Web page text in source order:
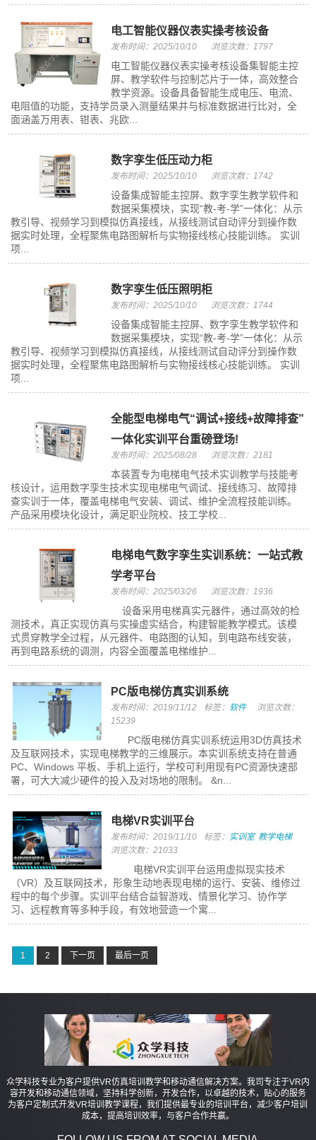
电工智能仪器仪表实操考核设备
发布时间：2025/10/10 浏览次数：1797
电工智能仪器仪表实操考核设备集智能主控
屏、教学软件与控制芯片于一体，高效整合
教学资源。设备具备智能生成电压、电流、
电阻值的功能，支持学员录入测量结果并与标准数据进行比对，全
面涵盖万用表、钳表、兆欧...
数字孪生低压动力柜
发布时间：2025/10/10 浏览次数：1742
设备集成智能主控屏、数字孪生教学软件和
数据采集模块，实现“教-考-学”一体化：从示
教引导、视频学习到模拟仿真接线，从接线测试自动评分到操作数
据实时处理，全程聚焦电路图解析与实物接线核心技能训练。 实训
项...
数字孪生低压照明柜
发布时间：2025/10/10 浏览次数：1744
设备集成智能主控屏、数字孪生教学软件和
数据采集模块，实现“教-考-学”一体化：从示
教引导、视频学习到模拟仿真接线，从接线测试自动评分到操作数
据实时处理，全程聚焦电路图解析与实物接线核心技能训练。 实训
项...
全能型电梯电气“调试+接线+故障排查”
一体化实训平台重磅登场!
发布时间：2025/08/28 浏览次数：2181
本装置专为电梯电气技术实训教学与技能考
核设计，运用数字孪生技术实现电梯电气调试、接线练习、故障排
查实训于一体，覆盖电梯电气安装、调试、维护全流程技能训练。
产品采用模块化设计，满足职业院校、技工学校...
电梯电气数字孪生实训系统：一站式教
学考平台
发布时间：2025/03/26 浏览次数：1936
设备采用电梯真实元器件，通过高效的检
测技术，真正实现仿真与实操虚实结合，构建智能教学模式。该模
式贯穿教学全过程，从元器件、电路图的认知，到电路布线安装，
再到电路系统的调测，内容全面覆盖电梯维护...
PC版电梯仿真实训系统
发布时间：2019/11/12 标签： 软件
浏览次数：
15239
PC版电梯仿真实训系统运用3D仿真技术
及互联网技术，实现电梯教学的三维展示。本实训系统支持在普通
PC、Windows 平板、手机上运行，学校可利用现有PC资源快速部
署，可大大减少硬件的投入及对场地的限制。 &n...
电梯VR实训平台
发布时间：2019/11/10 标签： 实训室 教学电梯
浏览次数：21033
电梯VR实训平台运用虚拟现实技术
（VR）及互联网技术，形象生动地表现电梯的运行、安装、维修过
程中的每个步骤。实训平台结合益智游戏、情景化学习、协作学
习、远程教育等多种手段，有效地营造一个寓...
1 2 下一页 最后一页
众学科技专业为客户提供VR仿真培训教学和移动通信解决方案。我司专注于VR内
容开发和移动通信领域，坚持科学创新，开发合作，以卓越的技术，贴心的服务
为客户定制式开发VR培训教学课程，我们提供最专业的培训平台，减少客户培训
成本，提高培训效率，与客户合作共赢。